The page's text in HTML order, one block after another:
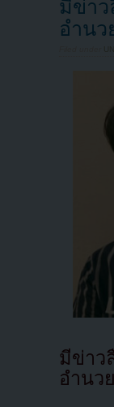
มีข่าว
อำนว
มีข่าว
อำนว